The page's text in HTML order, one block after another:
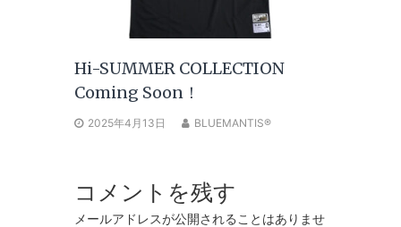
Hi-SUMMER COLLECTION
Coming Soon！
2025年4月13日 BLUEMANTIS®
コメントを残す
メールアドレスが公開されることはありませ